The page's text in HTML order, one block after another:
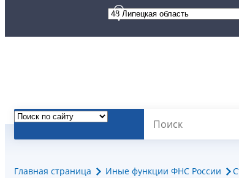
Главная страница Иные функции ФНС России